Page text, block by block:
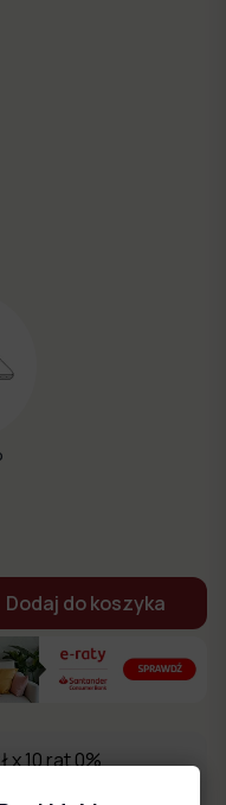
Dodaj do koszyka
x 10 rat 0%